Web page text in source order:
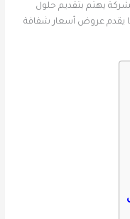
يهتم بتقديم حلول
يقدم عروض أسعار شفافة